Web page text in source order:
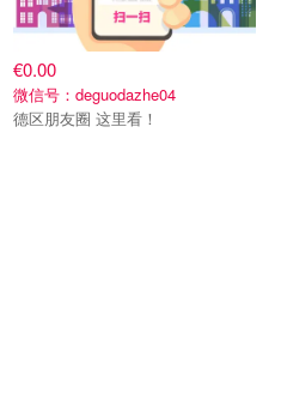
€0.00
微信号：deguodazhe04
德区朋友圈 这里看！